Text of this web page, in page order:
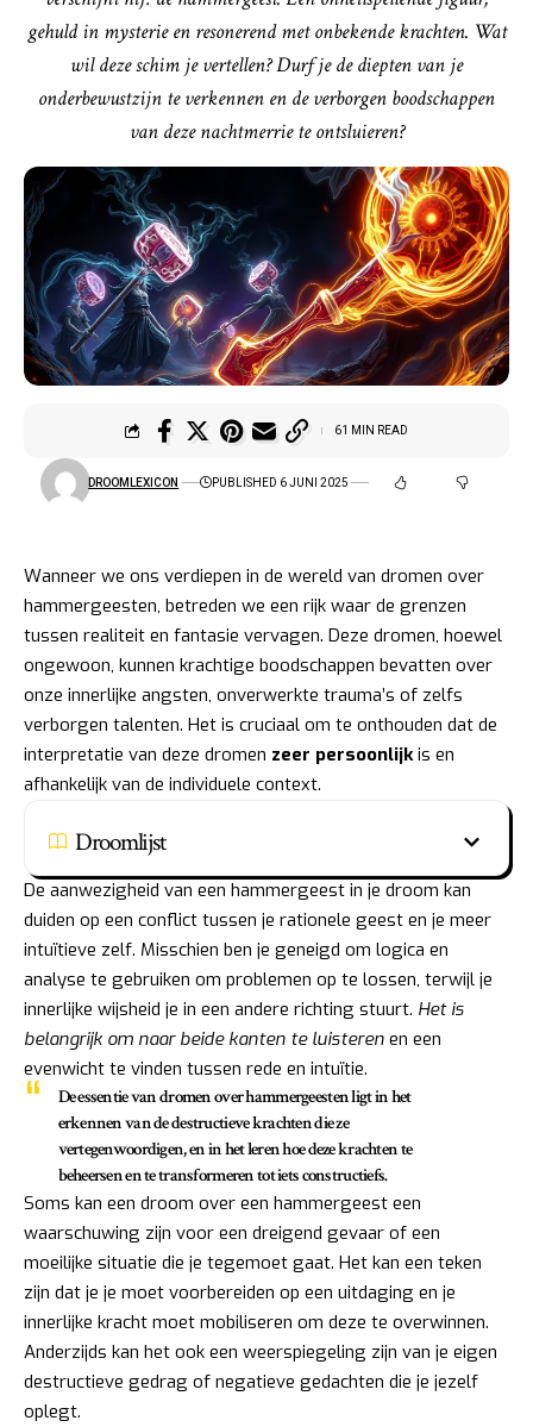
gehuld in mysterie en resonerend met onbekende krachten. Wat
wil deze schim je vertellen? Durf je de diepten van je
onderbewustzijn te verkennen en de verborgen boodschappen
van deze nachtmerrie te ontsluieren?
DROOMLEXICON PUBLISHED 6 JUNI 2025
61 MIN READ
Wanneer we ons verdiepen in de wereld van dromen over
hammergeesten, betreden we een rijk waar de grenzen
tussen realiteit en fantasie vervagen. Deze dromen, hoewel
ongewoon, kunnen krachtige boodschappen bevatten over
onze innerlijke angsten, onverwerkte trauma’s of zelfs
verborgen talenten. Het is cruciaal om te onthouden dat de
interpretatie van deze dromen zeer persoonlijkis en
afhankelijk van de individuele context.
Droomlijst
De aanwezigheid van een hammergeest in je droom kan
duiden op een conflict tussen je rationele geest en je meer
intuïtieve zelf. Misschien ben je geneigd om logica en
analyse te gebruiken om problemen op te lossen, terwijl je
innerlijke wijsheid je in een andere richting stuurt. Het is
belangrijk om naar beide kanten te luisteren en een
evenwicht te vinden tussen rede en intuïtie.
De essentie van dromen over hammergeesten ligt in het
erkennen van de destructieve krachten die ze
vertegenwoordigen, en in het leren hoe deze krachten te
beheersen en te transformeren tot iets constructiefs.
Soms kan een droom over een hammergeest een
waarschuwing zijn voor een dreigend gevaar of een
moeilijke situatie die je tegemoet gaat. Het kan een teken
zijn dat je je moet voorbereiden op een uitdaging en je
innerlijke kracht moet mobiliseren om deze te overwinnen.
Anderzijds kan het ook een weerspiegeling zijn van je eigen
destructieve gedrag of negatieve gedachten die je jezelf
oplegt.